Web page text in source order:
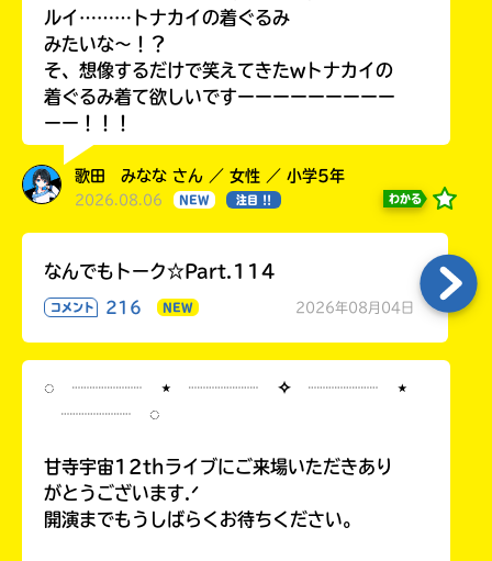
ルイ………トナカイの着ぐるみ
みたいな〜！？
そ、想像するだけで笑えてきたwトナカイの
着ぐるみ着て欲しいですーーーーーーーーー
ーー！！！
歌田 みなな さん ／ 女性 ／ 小学5年
2026.08.06 NEW 注目 !! わかる
なんでもトーク☆Part.114
コメント 216 NEW 2026年08月04日
◌ ┈┈┈┈ ⋆ ┈┈┈┈ ✧ ┈┈┈┈ ⋆
┈┈┈┈ ◌
甘寺宇宙12thライブにご来場いただきあり
がとうございます.ᐟ
開演までもうしばらくお待ちください。